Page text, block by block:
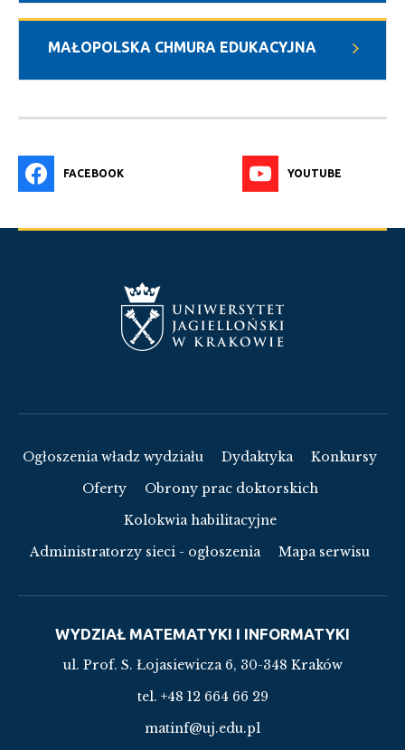
MAŁOPOLSKA CHMURA EDUKACYJNA
FACEBOOK YOUTUBE
Ogłoszenia władz wydziału Dydaktyka
Konkursy
Oferty
Obrony prac doktorskich
Kolokwia habilitacyjne
Administratorzy sieci - ogłoszenia
Mapa serwisu
WYDZIAŁ MATEMATYKI I INFORMATYKI
ul. Prof. S. Łojasiewicza 6, 30-348 Kraków
tel. +48 12 664 66 29
matinf@uj.edu.pl